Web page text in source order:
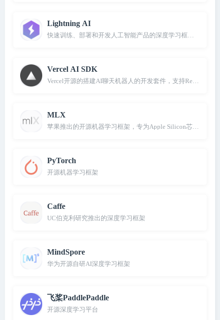
Lightning AI
快速训练、部署和开发人工智能产品的深度学习框架，由
Vercel AI SDK
Vercel开源的搭建AI聊天机器人的开发套件，支持React/
MLX
苹果推出的开源机器学习框架，专为Apple Silicon芯片设计
PyTorch
开源机器学习框架
Caffe
UC伯克利研究推出的深度学习框架
MindSpore
华为开源自研AI深度学习框架
飞桨PaddlePaddle
开源深度学习平台